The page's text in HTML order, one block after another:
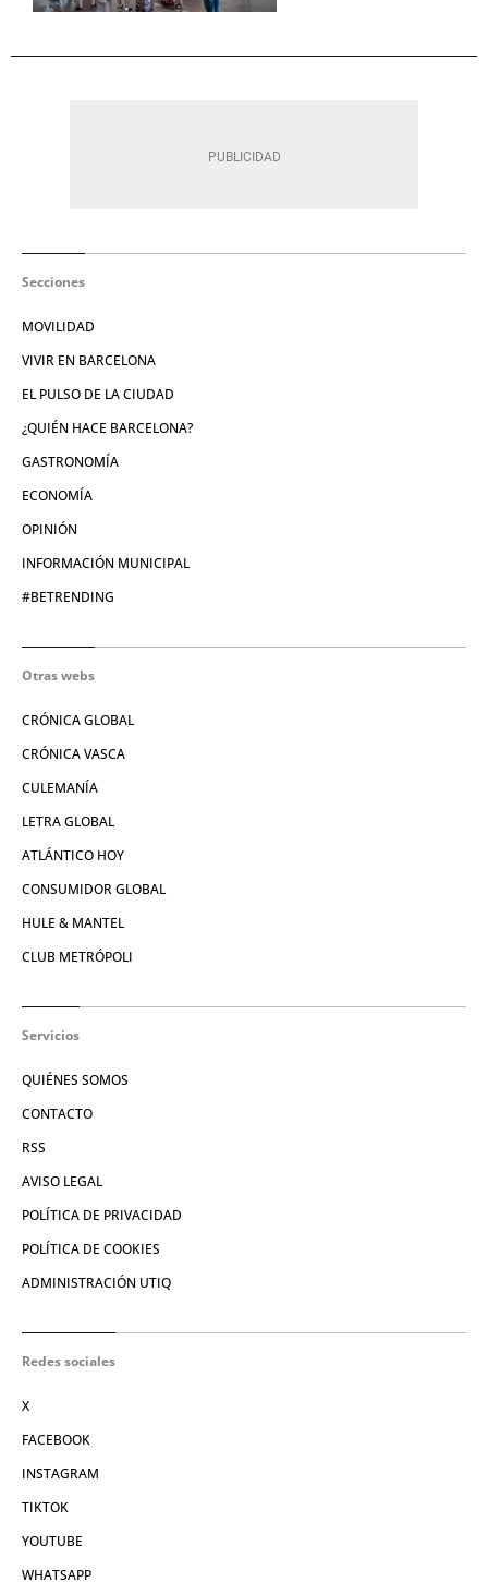
Secciones
MOVILIDAD
VIVIR EN BARCELONA
EL PULSO DE LA CIUDAD
¿QUIÉN HACE BARCELONA?
GASTRONOMÍA
ECONOMÍA
OPINIÓN
INFORMACIÓN MUNICIPAL
#BETRENDING
Otras webs
CRÓNICA GLOBAL
CRÓNICA VASCA
CULEMANÍA
LETRA GLOBAL
ATLÁNTICO HOY
CONSUMIDOR GLOBAL
HULE & MANTEL
CLUB METRÓPOLI
Servicios
QUIÉNES SOMOS
CONTACTO
RSS
AVISO LEGAL
POLÍTICA DE PRIVACIDAD
POLÍTICA DE COOKIES
ADMINISTRACIÓN UTIQ
Redes sociales
X
FACEBOOK
INSTAGRAM
TIKTOK
YOUTUBE
WHATSAPP